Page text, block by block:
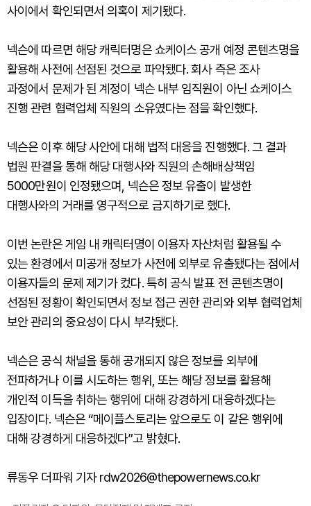
사이에서 확인되면서 의혹이 제기됐다.
넥슨에 따르면 해당 캐릭터명은 쇼케이스 공개 예정 콘텐츠명을
활용해 사전에 선점된 것으로 파악됐다. 회사 측은 조사
과정에서 문제가 된 계정이 넥슨 내부 임직원이 아닌 쇼케이스
진행 관련 협력업체 직원의 소유였다는 점을 확인했다.
넥슨은 이후 해당 사안에 대해 법적 대응을 진행했다. 그 결과
법원 판결을 통해 해당 대행사와 직원의 손해배상책임
5000만원이 인정됐으며, 넥슨은 정보 유출이 발생한
대행사와의 거래를 영구적으로 금지하기로 했다.
이번 논란은 게임 내 캐릭터명이 이용자 자산처럼 활용될 수
있는 환경에서 미공개 정보가 사전에 외부로 유출됐다는 점에서
이용자들의 문제 제기가 컸다. 특히 공식 발표 전 콘텐츠명이
선점된 정황이 확인되면서 정보 접근 권한 관리와 외부 협력업체
보안 관리의 중요성이 다시 부각됐다.
넥슨은 공식 채널을 통해 공개되지 않은 정보를 외부에
전파하거나 이를 시도하는 행위, 또는 해당 정보를 활용해
개인적 이득을 취하는 행위에 대해 강경하게 대응하겠다는
입장이다. 넥슨은 “메이플스토리는 앞으로도 이 같은 행위에
대해 강경하게 대응하겠다”고 밝혔다.
류동우 더파워 기자 rdw2026@thepowernews.co.kr